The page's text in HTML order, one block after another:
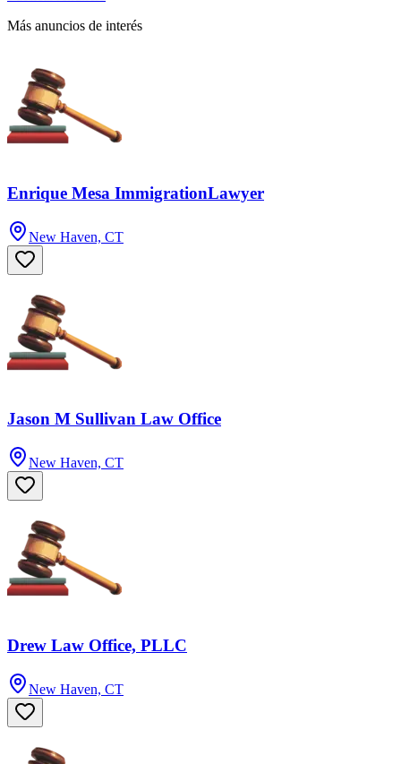
Más anuncios de interés
Enrique Mesa ImmigrationLawyer
New Haven, CT
Jason M Sullivan Law Office
New Haven, CT
Drew Law Office, PLLC
New Haven, CT